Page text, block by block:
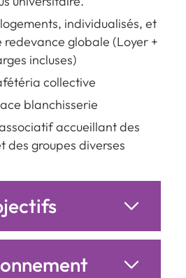
individualisés, et
redevance globale (Loyer +
incluses)
collective
blanchisserie
accueillant des
des groupes diverses